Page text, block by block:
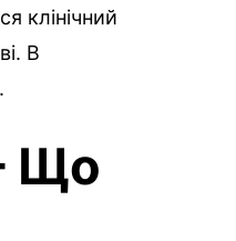
клінічний
В
Що